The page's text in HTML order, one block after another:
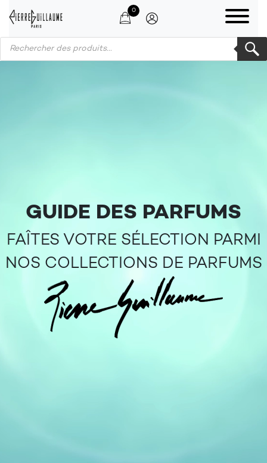
0
Products search
GUIDE DES PARFUMS
FAÎTES VOTRE SÉLECTION PARMI
NOS COLLECTIONS DE PARFUMS